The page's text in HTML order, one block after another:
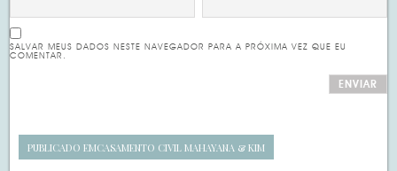
SALVAR MEUS DADOS NESTE NAVEGADOR PARA A PRÓXIMA VEZ QUE EU
COMENTAR.
PUBLICADO EMCASAMENTO CIVIL MAHAYANA & KIM